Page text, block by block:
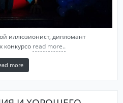
иллюзионист, дипломант
конкурсо read more..
more